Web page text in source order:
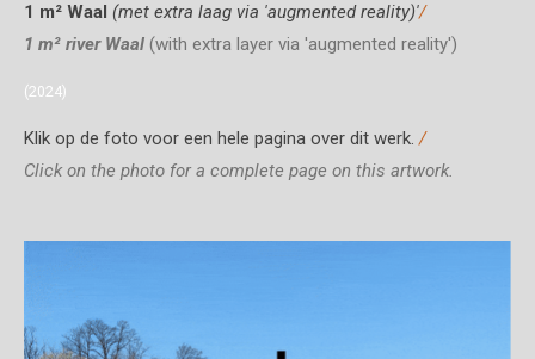
1 m² Waal (met extra laag via 'augmented reality)'/
1 m² river Waal (with extra layer via 'augmented reality')
(2024)
Klik op de foto voor een hele pagina over dit werk./
Click on the photo for a complete page on this artwork.